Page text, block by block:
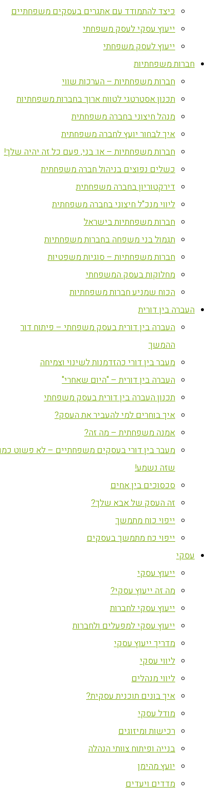
כיצד להתמודד עם אתגרים בעסקים משפחתיים
ייעוץ עסקי לעסק משפחתי
ייעוץ לעסק משפחתי
חברות משפחתיות
חברות משפחתיות – הערכות שווי
תכנון אסטרטגי לטווח ארוך בחברות משפחתיות
מנהל חיצוני בחברה משפחתית
איך לבחור יועץ לחברה משפחתית
חברות משפחתיות – או: בני, פעם כל זה יהיה שלך!
כשלים נפוצים בניהול חברה משפחתית
דירקטוריון בחברה משפחתית
ליווי מנכ"ל חיצוני בחברה משפחתית
חברות משפחתיות בישראל
תגמול בני משפחה בחברות משפחתיות
חברות משפחתיות – סוגיות משפטיות
מחלוקות בעסק המשפחתי
הכוח שמניע חברות משפחתיות
העברה בין דורית
העברה בין דורית בעסק משפחתי – פיתוח דור
ההמשך
מעבר בין דורי כהזדמנות לשינוי וצמיחה
העברה בין דורית – "היום שאחרי"
תכנון העברה בין דורית בעסק משפחתי
איך בוחרים למי להעביר את העסק?
אמנה משפחתית – מה זה?
מעבר בין דורי בעסקים משפחתיים – לא פשוט כמו
שזה נשמע!
סכסוכים בין אחים
זה העסק של אבא שלך?
ייפוי כוח מתמשך
ייפוי כח מתמשך בעסקים
עסקי
ייעוץ עסקי
מה זה ייעוץ עסקי?
ייעוץ עסקי לחברות
ייעוץ עסקי למפעלים ולחברות
מדריך ייעוץ עסקי
ליווי עסקי
ליווי מנהלים
איך בונים תוכנית עסקית?
מודל עסקי
רכישות ומיזוגים
בנייה ופיתוח צוותי הנהלה
יועץ מהימן
מדדים ויעדים